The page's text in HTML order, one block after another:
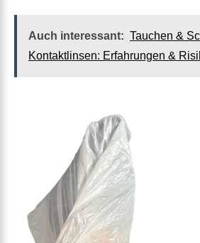
Auch interessant: Tauchen &
Kontaktlinsen: Erfahrungen &